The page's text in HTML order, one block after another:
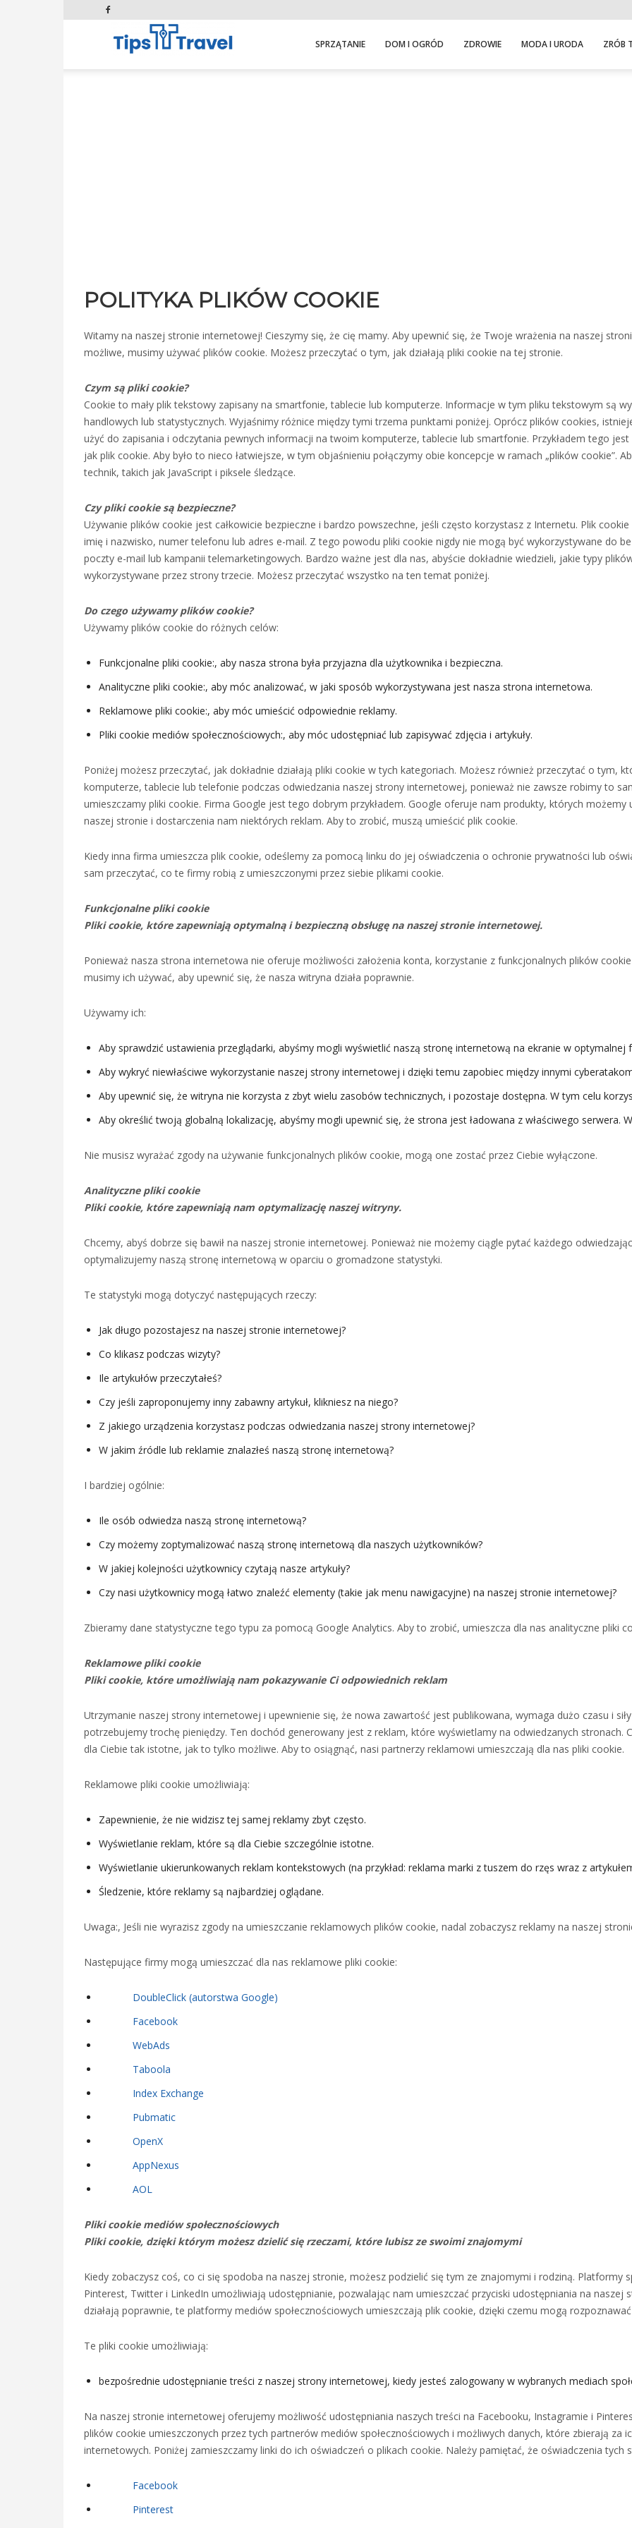
SPRZĄTANIE DOM I OGRÓD ZDROWIE MODA I URODA ZRÓB
POLITYKA PLIKÓW COOKIE
Witamy na naszej stronie internetowej! Cieszymy się, że cię mamy. Aby upewnić się, że Twoje wrażenia na naszej
możliwe, musimy używać plików cookie. Możesz przeczytać o tym, jak działają pliki cookie na tej stronie.
Czym są pliki cookie?
Cookie to mały plik tekstowy zapisany na smartfonie, tablecie lub komputerze. Informacje w tym pliku tekstowym są
handlowych lub statystycznych. Wyjaśnimy różnice między tymi trzema punktami poniżej. Oprócz plików cookies,
użyć do zapisania i odczytania pewnych informacji na twoim komputerze, tablecie lub smartfonie. Przykładem tego
jak plik cookie. Aby było to nieco łatwiejsze, w tym objaśnieniu połączymy obie koncepcje w ramach „plików cookie”.
technik, takich jak JavaScript i piksele śledzące.
Czy pliki cookie są bezpieczne?
Używanie plików cookie jest całkowicie bezpieczne i bardzo powszechne, jeśli często korzystasz z Internetu. Plik
imię i nazwisko, numer telefonu lub adres e-mail. Z tego powodu pliki cookie nigdy nie mogą być wykorzystywane do
poczty e-mail lub kampanii telemarketingowych. Bardzo ważne jest dla nas, abyście dokładnie wiedzieli, jakie typy
wykorzystywane przez strony trzecie. Możesz przeczytać wszystko na ten temat poniżej.
Do czego używamy plików cookie?
Używamy plików cookie do różnych celów:
Funkcjonalne pliki cookie:, aby nasza strona była przyjazna dla użytkownika i bezpieczna.
Analityczne pliki cookie:, aby móc analizować, w jaki sposób wykorzystywana jest nasza strona internetowa.
Reklamowe pliki cookie:, aby móc umieścić odpowiednie reklamy.
Pliki cookie mediów społecznościowych:, aby móc udostępniać lub zapisywać zdjęcia i artykuły.
Poniżej możesz przeczytać, jak dokładnie działają pliki cookie w tych kategoriach. Możesz również przeczytać o tym,
komputerze, tablecie lub telefonie podczas odwiedzania naszej strony internetowej, ponieważ nie zawsze robimy to
umieszczamy pliki cookie. Firma Google jest tego dobrym przykładem. Google oferuje nam produkty, których możemy
naszej stronie i dostarczenia nam niektórych reklam. Aby to zrobić, muszą umieścić plik cookie.
Kiedy inna firma umieszcza plik cookie, odeślemy za pomocą linku do jej oświadczenia o ochronie prywatności lub
sam przeczytać, co te firmy robią z umieszczonymi przez siebie plikami cookie.
Funkcjonalne pliki cookie
Pliki cookie, które zapewniają optymalną i bezpieczną obsługę na naszej stronie internetowej.
Ponieważ nasza strona internetowa nie oferuje możliwości założenia konta, korzystanie z funkcjonalnych plików
musimy ich używać, aby upewnić się, że nasza witryna działa poprawnie.
Używamy ich:
Aby sprawdzić ustawienia przeglądarki, abyśmy mogli wyświetlić naszą stronę internetową na ekranie w optymalnej
Aby wykryć niewłaściwe wykorzystanie naszej strony internetowej i dzięki temu zapobiec między innymi
Aby upewnić się, że witryna nie korzysta z zbyt wielu zasobów technicznych, i pozostaje dostępna. W tym celu
Aby określić twoją globalną lokalizację, abyśmy mogli upewnić się, że strona jest ładowana z właściwego serwera.
Nie musisz wyrażać zgody na używanie funkcjonalnych plików cookie, mogą one zostać przez Ciebie wyłączone.
Analityczne pliki cookie
Pliki cookie, które zapewniają nam optymalizację naszej witryny.
Chcemy, abyś dobrze się bawił na naszej stronie internetowej. Ponieważ nie możemy ciągle pytać każdego
optymalizujemy naszą stronę internetową w oparciu o gromadzone statystyki.
Te statystyki mogą dotyczyć następujących rzeczy:
Jak długo pozostajesz na naszej stronie internetowej?
Co klikasz podczas wizyty?
Ile artykułów przeczytałeś?
Czy jeśli zaproponujemy inny zabawny artykuł, klikniesz na niego?
Z jakiego urządzenia korzystasz podczas odwiedzania naszej strony internetowej?
W jakim źródle lub reklamie znalazłeś naszą stronę internetową?
I bardziej ogólnie:
Ile osób odwiedza naszą stronę internetową?
Czy możemy zoptymalizować naszą stronę internetową dla naszych użytkowników?
W jakiej kolejności użytkownicy czytają nasze artykuły?
Czy nasi użytkownicy mogą łatwo znaleźć elementy (takie jak menu nawigacyjne) na naszej stronie internetowej?
Zbieramy dane statystyczne tego typu za pomocą Google Analytics. Aby to zrobić, umieszcza dla nas analityczne pliki
Reklamowe pliki cookie
Pliki cookie, które umożliwiają nam pokazywanie Ci odpowiednich reklam
Utrzymanie naszej strony internetowej i upewnienie się, że nowa zawartość jest publikowana, wymaga dużo czasu i
potrzebujemy trochę pieniędzy. Ten dochód generowany jest z reklam, które wyświetlamy na odwiedzanych stronach.
dla Ciebie tak istotne, jak to tylko możliwe. Aby to osiągnąć, nasi partnerzy reklamowi umieszczają dla nas pliki cookie.
Reklamowe pliki cookie umożliwiają:
Zapewnienie, że nie widzisz tej samej reklamy zbyt często.
Wyświetlanie reklam, które są dla Ciebie szczególnie istotne.
Wyświetlanie ukierunkowanych reklam kontekstowych (na przykład: reklama marki z tuszem do rzęs wraz z
Śledzenie, które reklamy są najbardziej oglądane.
Uwaga:, Jeśli nie wyrazisz zgody na umieszczanie reklamowych plików cookie, nadal zobaczysz reklamy na naszej
Następujące firmy mogą umieszczać dla nas reklamowe pliki cookie:
DoubleClick (autorstwa Google)
Facebook
WebAds
Taboola
Index Exchange
Pubmatic
OpenX
AppNexus
AOL
Pliki cookie mediów społecznościowych
Pliki cookie, dzięki którym możesz dzielić się rzeczami, które lubisz ze swoimi znajomymi
Kiedy zobaczysz coś, co ci się spodoba na naszej stronie, możesz podzielić się tym ze znajomymi i rodziną. Platformy
Pinterest, Twitter i LinkedIn umożliwiają udostępnianie, pozwalając nam umieszczać przyciski udostępniania na naszej
działają poprawnie, te platformy mediów społecznościowych umieszczają plik cookie, dzięki czemu mogą
Te pliki cookie umożliwiają:
bezpośrednie udostępnianie treści z naszej strony internetowej, kiedy jesteś zalogowany w wybranych mediach
Na naszej stronie internetowej oferujemy możliwość udostępniania naszych treści na Facebooku, Instagramie i
plików cookie umieszczonych przez tych partnerów mediów społecznościowych i możliwych danych, które zbierają za
internetowych. Poniżej zamieszczamy linki do ich oświadczeń o plikach cookie. Należy pamiętać, że oświadczenia tych
Facebook
Pinterest